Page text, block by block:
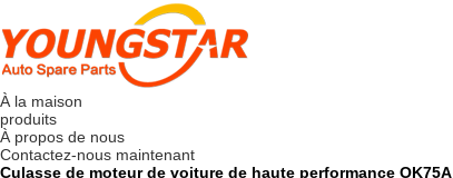
À la maison
produits
À propos de nous
Contactez-nous maintenant
Culasse de moteur de voiture de haute performance